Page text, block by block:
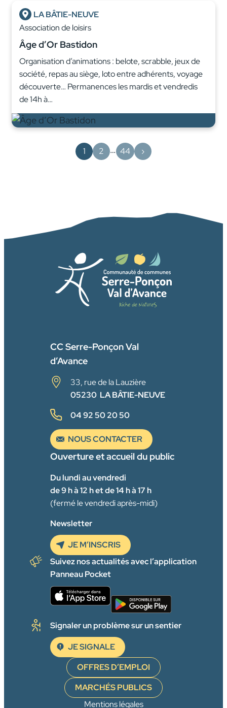
LA BÂTIE-NEUVE
Association de loisirs
Âge d’Or Bastidon
Organisation d’animations : belote, scrabble, jeux de
société, repas au siège, loto entre adhérents, voyage
découverte… Permanences les mardis et vendredis
de 14h à…
1 2 … 44 ›
CC Serre-Ponçon Val
d’Avance
33, rue de la Lauzière
05230 LA BÂTIE-NEUVE
04 92 50 20 50
NOUS CONTACTER
Ouverture et accueil du public
Du lundi au vendredi
de 9 h à 12 h et de 14 h à 17 h
(fermé le vendredi après-midi)
Newsletter
JE M’INSCRIS
Suivez nos actualités avec l’application
Panneau Pocket
Signaler un problème sur un sentier
JE SIGNALE
OFFRES D’EMPLOI
MARCHÉS PUBLICS
Mentions légales